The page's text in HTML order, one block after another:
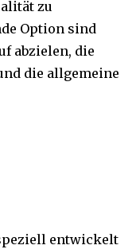
zu
Option sind
abzielen, die
die allgemeine
entwickelt